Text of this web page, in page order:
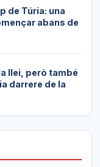
de Túria: una
abans de
llei, però també
darrere de la